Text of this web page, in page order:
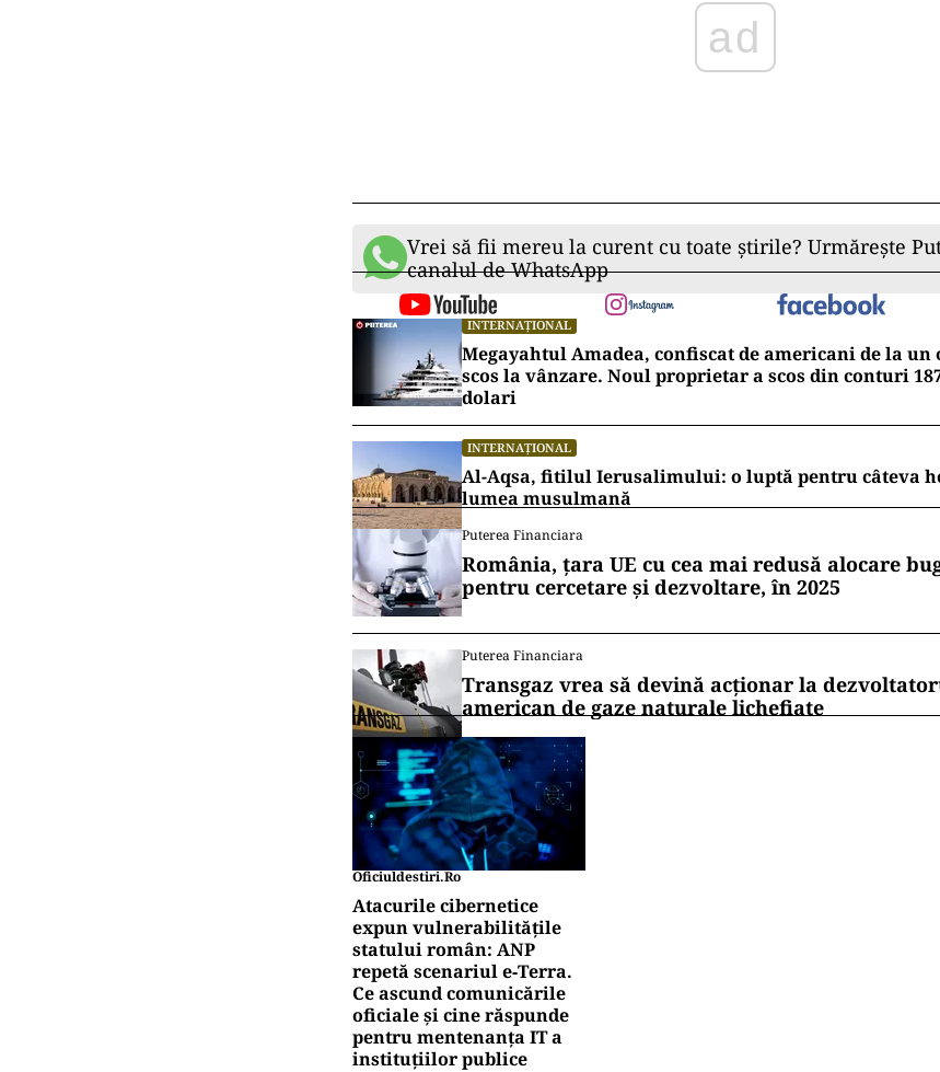
Vrei să fii mereu la curent cu toate știrile? Urmărește
canalul de WhatsApp
INTERNAȚIONAL
Megayahtul Amadea, confiscat de americani de la
scos la vânzare. Noul proprietar a scos din conturi
dolari
INTERNAȚIONAL
Al-Aqsa, fitilul Ierusalimului: o luptă pentru câteva
lumea musulmană
Puterea Financiara
România, țara UE cu cea mai redusă alocare
pentru cercetare și dezvoltare, în 2025
Puterea Financiara
Transgaz vrea să devină acționar la
american de gaze naturale lichefiate
Oficiuldestiri.ro
Atacurile cibernetice
expun vulnerabilitățile
statului român: ANP
repetă scenariul e‑Terra.
Ce ascund comunicările
oficiale și cine răspunde
pentru mentenanța IT a
instituțiilor publice